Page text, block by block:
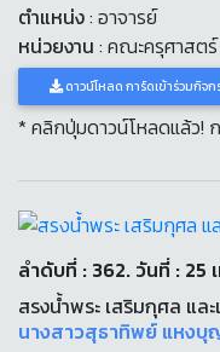
ตำแหน่ง: อาจารย์
หน่วยงาน : คณะครุศาสตร์
ดาวน์โหลด การ์ดเข้าร่วมกิจก
* คลิกปุ่มดาวน์โหลดแล้ว!
ลำดับที่ : 362. วันที่ : 25
สรงน้ำพระ เสริมกุศล แล
นางสาวสุธาทิพย์ แหงบุ